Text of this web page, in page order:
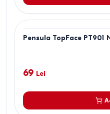
Pensula TopFace
69 Lei